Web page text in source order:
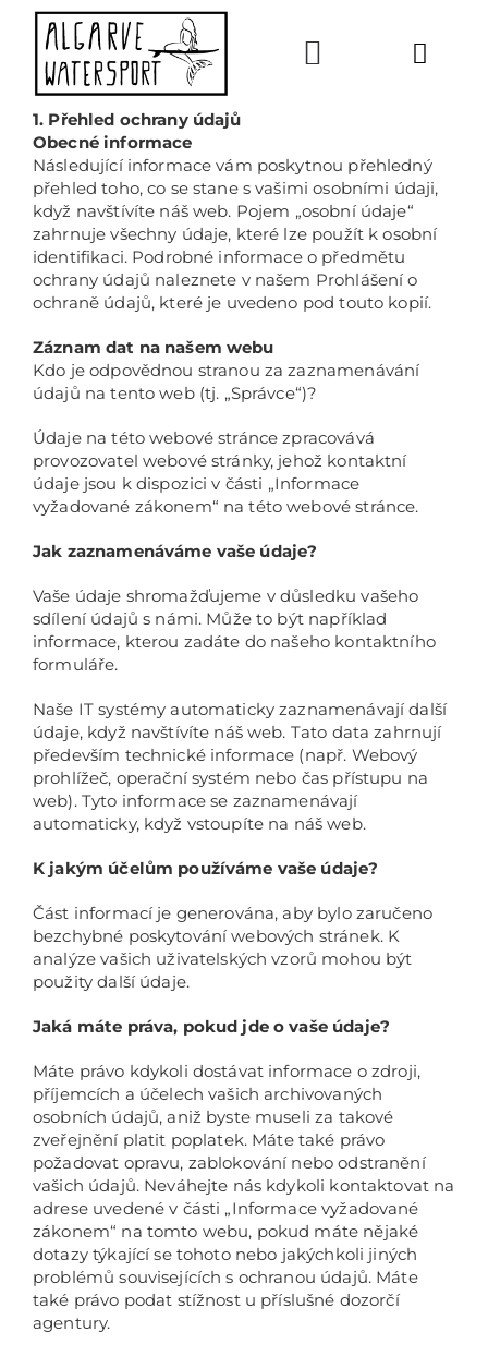
content
LEKCE
O NÁS
1. Přehled ochrany údajů
Obecné informace
Následující informace vám poskytnou přehledný
přehled toho, co se stane s vašimi osobními údaji,
když navštívíte náš web. Pojem „osobní údaje“
zahrnuje všechny údaje, které lze použít k osobní
identifikaci. Podrobné informace o předmětu
ochrany údajů naleznete v našem Prohlášení o
ochraně údajů, které je uvedeno pod touto kopií.
Záznam dat na našem webu
Kdo je odpovědnou stranou za zaznamenávání
údajů na tento web (tj. „Správce“)?
Údaje na této webové stránce zpracovává
provozovatel webové stránky, jehož kontaktní
údaje jsou k dispozici v části „Informace
vyžadované zákonem“ na této webové stránce.
Jak zaznamenáváme vaše údaje?
Vaše údaje shromažďujeme v důsledku vašeho
sdílení údajů s námi. Může to být například
informace, kterou zadáte do našeho kontaktního
formuláře.
Naše IT systémy automaticky zaznamenávají další
údaje, když navštívíte náš web. Tato data zahrnují
především technické informace (např. Webový
prohlížeč, operační systém nebo čas přístupu na
web). Tyto informace se zaznamenávají
automaticky, když vstoupíte na náš web.
K jakým účelům používáme vaše údaje?
Část informací je generována, aby bylo zaručeno
bezchybné poskytování webových stránek. K
analýze vašich uživatelských vzorů mohou být
použity další údaje.
Jaká máte práva, pokud jde o vaše údaje?
Máte právo kdykoli dostávat informace o zdroji,
příjemcích a účelech vašich archivovaných
osobních údajů, aniž byste museli za takové
zveřejnění platit poplatek. Máte také právo
požadovat opravu, zablokování nebo odstranění
vašich údajů. Neváhejte nás kdykoli kontaktovat na
adrese uvedené v části „Informace vyžadované
zákonem“ na tomto webu, pokud máte nějaké
dotazy týkající se tohoto nebo jakýchkoli jiných
problémů souvisejících s ochranou údajů. Máte
také právo podat stížnost u příslušné dozorčí
agentury.